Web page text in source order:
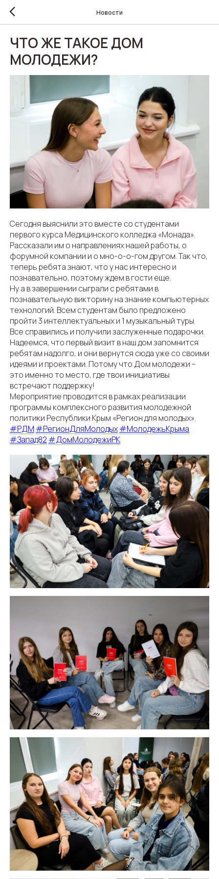
Новости
ЧТО ЖЕ ТАКОЕ ДОМ
МОЛОДЕЖИ?
Сегодня выяснили это вместе со студентами
первого курса Медицинского колледжа «Монада».
Рассказали им о направлениях нашей работы, о
форумной компании и о мно-о-о-гом другом. Так что,
теперь ребята знают, что у нас интересно и
познавательно, поэтому ждем в гости еще.
Ну а в завершении сыграли с ребятами в
познавательную викторину на знание компьютерных
технологий. Всем студентам было предложено
пройти 3 интеллектуальных и 1 музыкальный туры.
Все справились и получили заслуженные подарочки.
Надеемся, что первый визит в наш дом запомнится
ребятам надолго, и они вернутся сюда уже со своими
идеями и проектами. Потому что Дом молодежи –
это именно то место, где твои инициативы
встречают поддержку!
Мероприятие проводится в рамках реализации
программы комплексного развития молодежной
политики Республики Крым «Регион для молодых».
#РДМ #РегионДляМолодых#МолодежьКрыма
#Запад82 #ДомМолодежиРК